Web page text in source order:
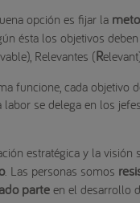
opción es fijar la
ésta los objetivos
Relevantes (R
funcione, cada objetivo
se delega en los
estratégica y la visión
. Las personas somos
parteen el desarrollo